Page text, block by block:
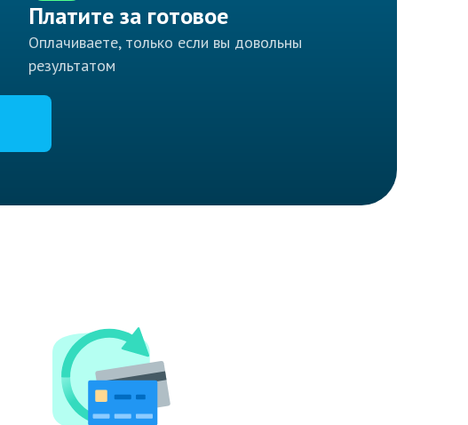
Платите за готовое
Оплачиваете, только если вы довольны
результатом